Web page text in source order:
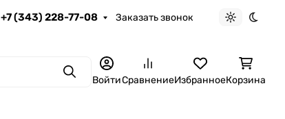
+7 (343) 228-77-08 Заказать звонок
Светлая
ПоискВойтиСравнениеИзбранноеКорзина